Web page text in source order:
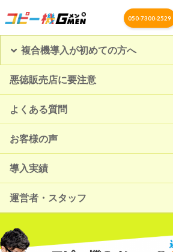
050-7300-2529
複合機導入が初めての方へ
悪徳販売店に要注意
よくある質問
お客様の声
導入実績
運営者・スタッフ